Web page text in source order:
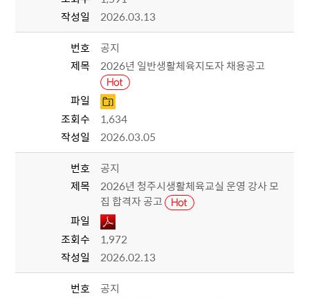
작성일
2026.03.13
번호
공지
제목
2026년 일반생활체육지도자 채용공고
파일
조회수
1,634
작성일
2026.03.05
번호
공지
제목
2026년 청주시생활체육교실 운영 강사 모
집 합격자 공고
파일
조회수
1,972
작성일
2026.02.13
번호
공지